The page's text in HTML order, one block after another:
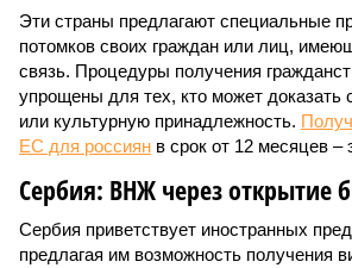
Эти страны предлагают специальные
потомков своих граждан или лиц,
связь. Процедуры получения
упрощены для тех, кто может доказать
или культурную принадлежность.
ЕС для россиян в срок от 12 месяцев –
Сербия: ВНЖ через открытие
Сербия приветствует иностранных
предлагая им возможность получения